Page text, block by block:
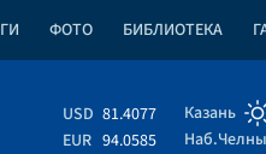
ФОТО БИБЛИОТЕКА
USD 81.4077
EUR 94.0585
Казань
Наб.Челны